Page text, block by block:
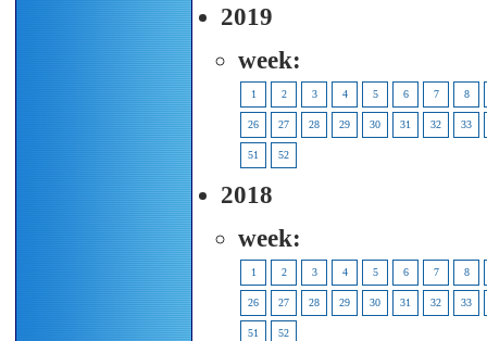
2019
week:
1 2 3 4 5 6 7 8
26 27 28 29 30 31 32 33
51 52
2018
week:
1 2 3 4 5 6 7 8
26 27 28 29 30 31 32 33
51 52